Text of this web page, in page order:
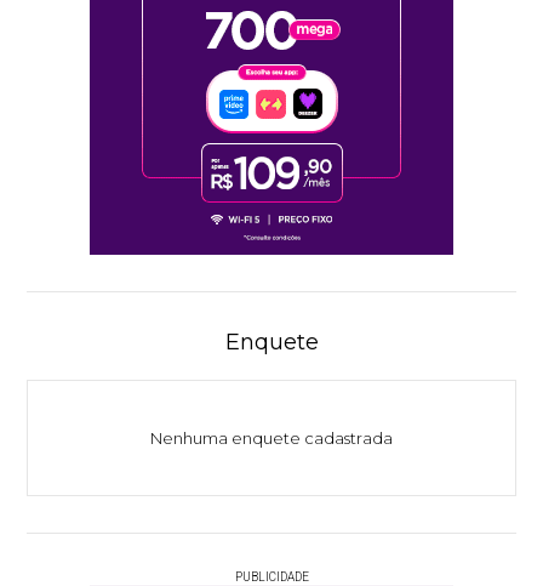
Enquete
Nenhuma enquete cadastrada
PUBLICIDADE